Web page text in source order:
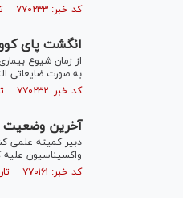
کد خبر: ۷۷۰۲۳۳ تاریخ انتشار : ۱۴۰۰/۰۸/۱۰
انگشت پای
به صورت ضایعاتی
کد خبر: ۷۷۰۲۳۲ تاریخ انتشار : ۱۴۰۰/۰۸/۱۰
آخرین وضعیت
واکسیناسیون علیه کرونا برای
کد خبر: ۷۷۰۱۶۱ تاریخ انتشار : ۱۴۰۰/۰۸/۰۹